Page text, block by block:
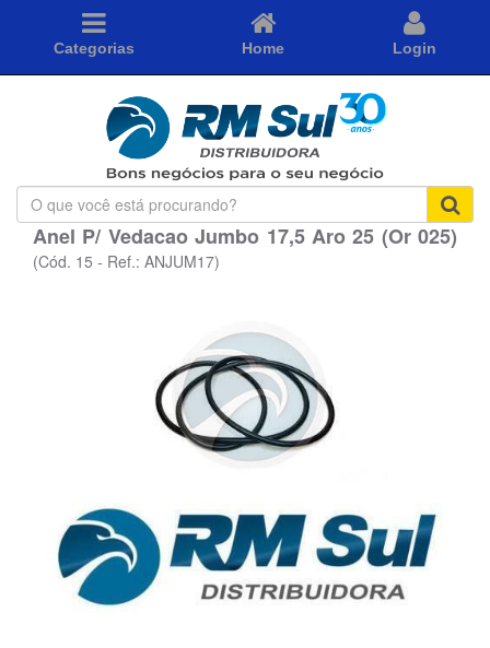
Categorias Home Login
O
que
você
está
Anel P/ Vedacao Jumbo 17,5 Aro 25 (Or 025)
(Cód. 15 - Ref.: ANJUM17)